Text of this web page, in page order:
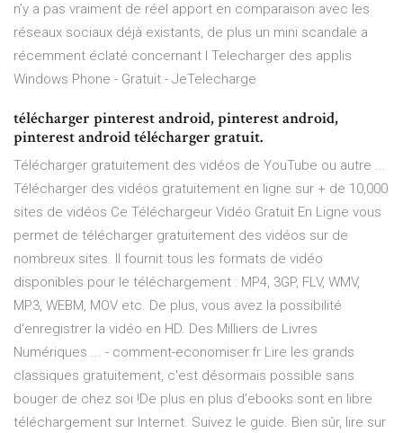
n’y a pas vraiment de réel apport en comparaison avec les
réseaux sociaux déjà existants, de plus un mini scandale a
récemment éclaté concernant l Telecharger des applis
Windows Phone - Gratuit - JeTelecharge
télécharger pinterest android, pinterest android,
pinterest android télécharger gratuit.
Télécharger gratuitement des vidéos de YouTube ou autre ...
Télécharger des vidéos gratuitement en ligne sur + de 10,000
sites de vidéos Ce Téléchargeur Vidéo Gratuit En Ligne vous
permet de télécharger gratuitement des vidéos sur de
nombreux sites. Il fournit tous les formats de vidéo
disponibles pour le téléchargement : MP4, 3GP, FLV, WMV,
MP3, WEBM, MOV etc. De plus, vous avez la possibilité
d'enregistrer la vidéo en HD. Des Milliers de Livres
Numériques ... - comment-economiser.fr Lire les grands
classiques gratuitement, c'est désormais possible sans
bouger de chez soi !De plus en plus d'ebooks sont en libre
téléchargement sur Internet. Suivez le guide. Bien sûr, lire sur